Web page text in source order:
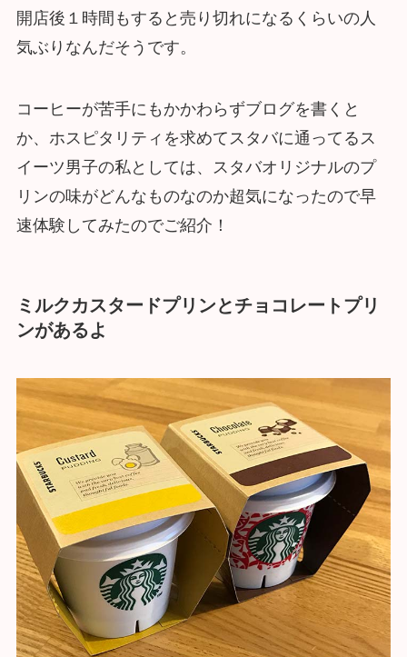
開店後１時間もすると売り切れになるくらいの人
気ぶりなんだそうです。
コーヒーが苦手にもかかわらずブログを書くと
か、ホスピタリティを求めてスタバに通ってるス
イーツ男子の私としては、スタバオリジナルのプ
リンの味がどんなものなのか超気になったので早
速体験してみたのでご紹介！
ミルクカスタードプリンとチョコレートプリ
ンがあるよ